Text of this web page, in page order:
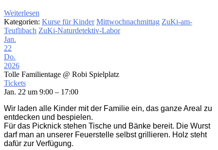
Weiterlesen
Kategorien: Kurse für Kinder Mittwochnachmittag ZuKi-am-
Teuflibach ZuKi-Naturdetektiv-Labor
Jan.
22
Do.
2026
Tolle Familientage @ Robi Spielplatz
Tickets
Jan. 22 um 9:00 – 17:00
Wir laden alle Kinder mit der Familie ein, das ganze Areal zu
entdecken und bespielen.
Für das Picknick stehen Tische und Bänke bereit. Die Wurst
darf man an unserer Feuerstelle selbst grillieren. Holz steht
dafür zur Verfügung.